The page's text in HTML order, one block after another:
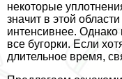
некоторые
значит в этой
интенсивнее.
все бугорки. Если
длительное время,